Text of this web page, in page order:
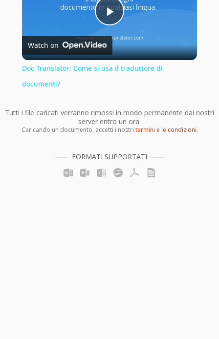
Play
Video
Watch on
Doc Translator: Come si usa il traduttore di
documenti?
Tutti i file caricati verranno rimossi in modo permanente dai nostri
server entro un ora.
Caricando un documento, accetti i nostri termini e le condizioni.
FORMATI SUPPORTATI